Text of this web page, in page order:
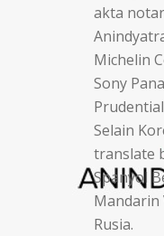
akta
Michelin
Sony
Selain
translate
Spanyol
Mandarin
Rusia.